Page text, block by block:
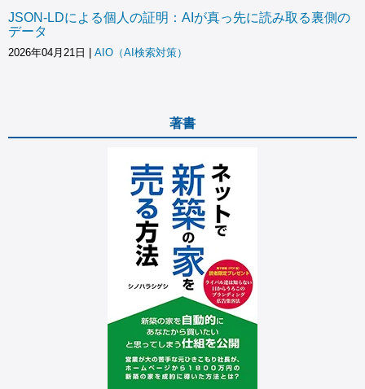
JSON-LDによる個人の証明：AIが真っ先に読み取る裏側の
データ
2026年04月21日 AIO（AI検索対策）
著書